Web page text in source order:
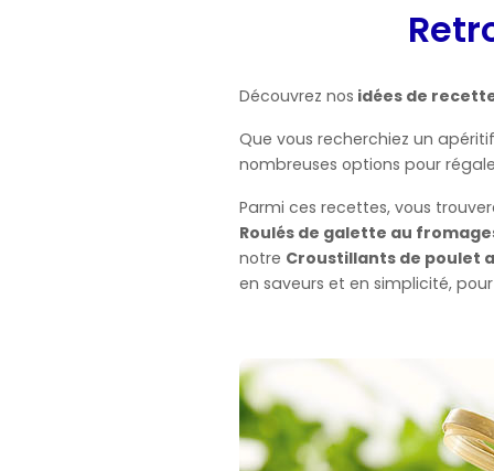
Découvrez nos idées de
Que vous recherchiez un
nombreuses options pour
Parmi ces recettes, vous
Roulés de galette au
notre Croustillants de poulet
en saveurs et en simplicité,